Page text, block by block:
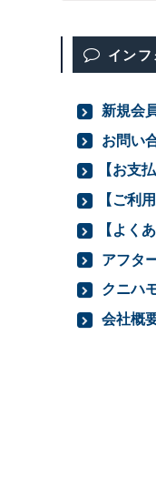
イン
新規会
お問い
【お支
【ご利
【よく
アフタ
クニハ
会社概